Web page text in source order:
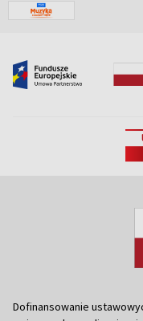
Dofinansowanie